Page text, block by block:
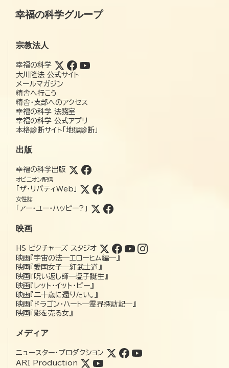
幸福の科学グループ
宗教法人
幸福の科学
大川隆法 公式サイト
メールマガジン
精舎へ行こう
精舎・支部へのアクセス
幸福の科学 法務室
幸福の科学 公式アプリ
本格診断サイト「地獄診断」
出版
幸福の科学出版
オピニオン配信
「ザ・リバティWeb」
女性誌
「アー・ユー・ハッピー?」
映画
HS ピクチャーズ スタジオ
映画『宇宙の法―エローヒム編―』
映画『愛国女子―紅武士道』
映画『呪い返し師—塩子誕生』
映画『レット・イット・ビー』
映画『二十歳に還りたい。』
映画『ドラゴン・ハート―霊界探訪記―』
映画『影を売る女』
メディア
ニュースター・プロダクション
ARI Production